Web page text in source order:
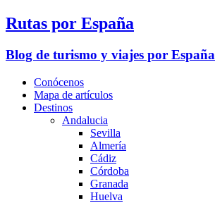
Rutas por España
Blog de turismo y viajes por España
Conócenos
Mapa de artículos
Destinos
Andalucia
Sevilla
Almería
Cádiz
Córdoba
Granada
Huelva